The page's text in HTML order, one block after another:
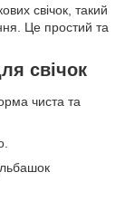
свічок, такий
Це простий та
свічок
чиста та